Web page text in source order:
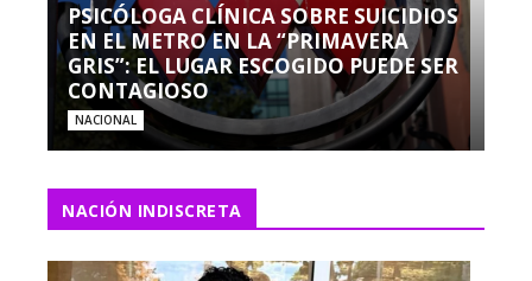
PSICÓLOGA CLÍNICA SOBRE SUICIDIOS
EN EL METRO EN LA “PRIMAVERA
GRIS”: EL LUGAR ESCOGIDO PUEDE SER
CONTAGIOSO
NACIONAL
NACIÓN INDISCRETA